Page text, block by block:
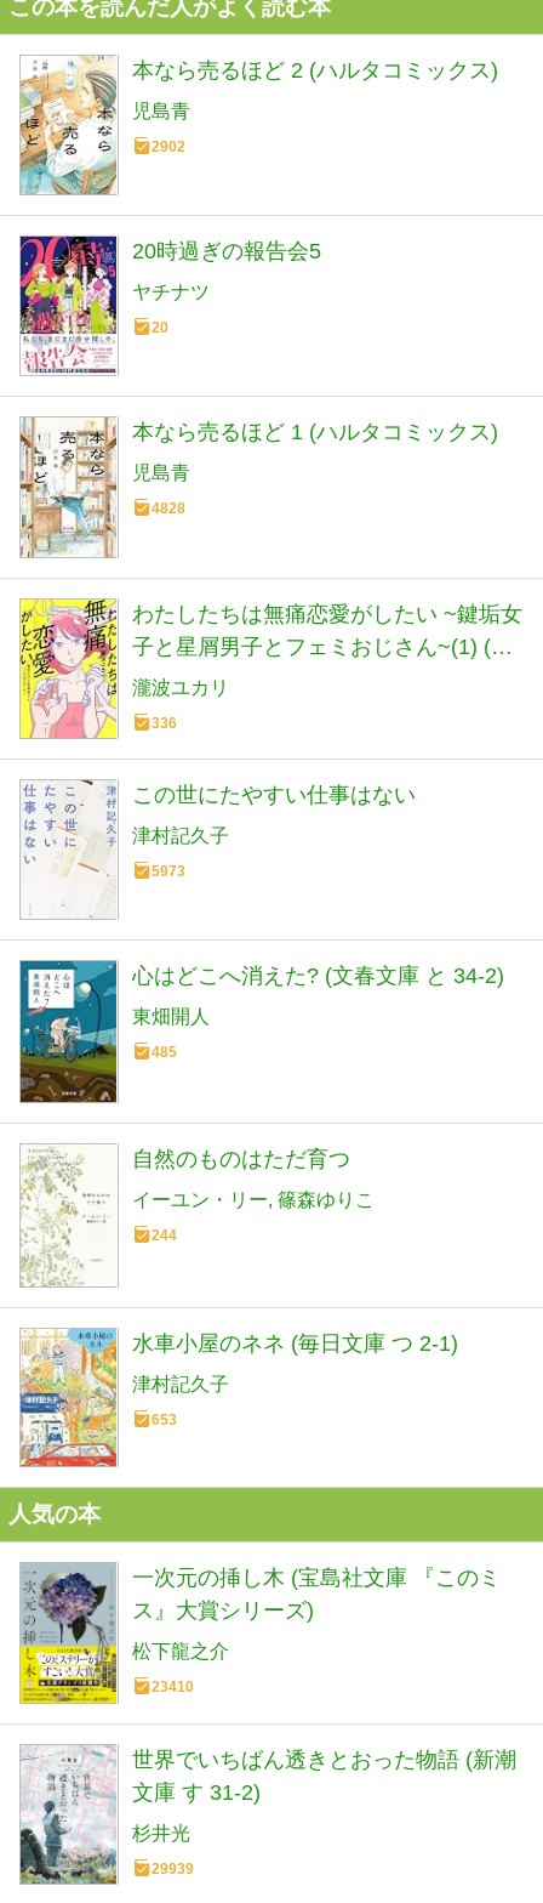
この本を読んだ人がよく読む本
本なら売るほど 2 (ハルタコミックス)
児島青
2902
20時過ぎの報告会5
ヤチナツ
20
本なら売るほど 1 (ハルタコミックス)
児島青
4828
わたしたちは無痛恋愛がしたい ~鍵垢女
子と星屑男子とフェミおじさん~(1) (ア
フタヌーンKC)
瀧波ユカリ
336
この世にたやすい仕事はない
津村記久子
5973
心はどこへ消えた? (文春文庫 と 34-2)
東畑開人
485
自然のものはただ育つ
イーユン・リー 篠森ゆりこ
244
水車小屋のネネ (毎日文庫 つ 2-1)
津村記久子
653
人気の本
一次元の挿し木 (宝島社文庫 『このミ
ス』大賞シリーズ)
松下龍之介
23410
世界でいちばん透きとおった物語 (新潮
文庫 す 31-2)
杉井光
29939